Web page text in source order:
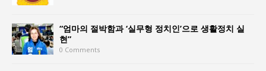
“엄마의 절박함과 ‘실무형 정치인’으로 생활정치 실
현”
0 Comments